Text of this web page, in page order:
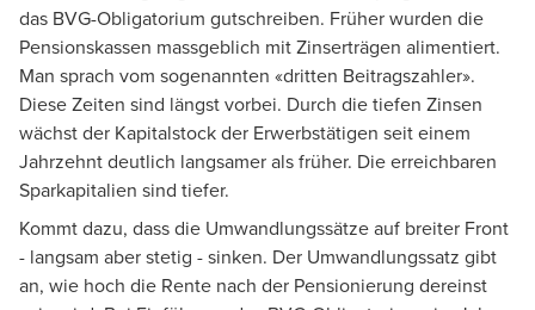
das BVG-Obligatorium gutschreiben. Früher wurden die
Pensionskassen massgeblich mit Zinserträgen alimentiert.
Man sprach vom sogenannten «dritten Beitragszahler».
Diese Zeiten sind längst vorbei. Durch die tiefen Zinsen
wächst der Kapitalstock der Erwerbstätigen seit einem
Jahrzehnt deutlich langsamer als früher. Die erreichbaren
Sparkapitalien sind tiefer.
Kommt dazu, dass die Umwandlungssätze auf breiter Front
- langsam aber stetig - sinken. Der Umwandlungssatz gibt
an, wie hoch die Rente nach der Pensionierung dereinst